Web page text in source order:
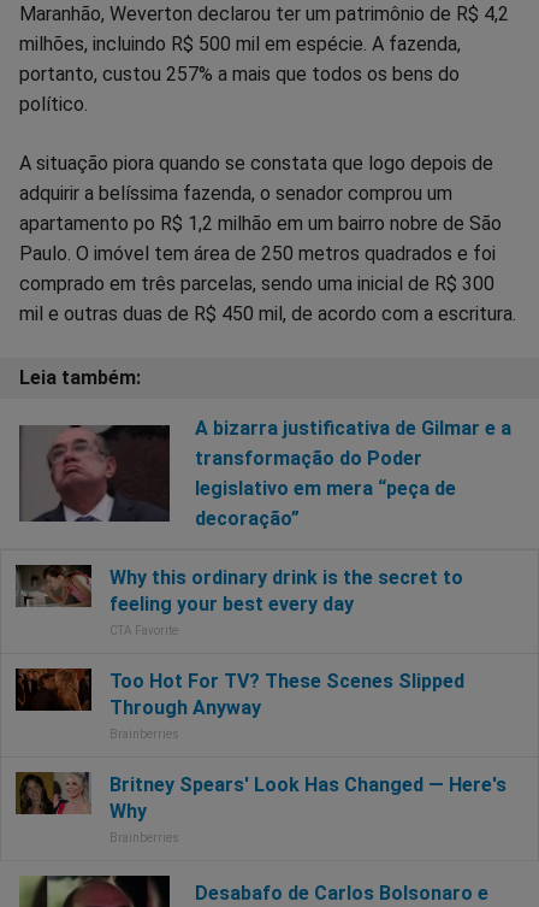
Maranhão, Weverton declarou ter um patrimônio de R$ 4,2
milhões, incluindo R$ 500 mil em espécie. A fazenda,
portanto, custou 257% a mais que todos os bens do
político.
A situação piora quando se constata que logo depois de
adquirir a belíssima fazenda, o senador comprou um
apartamento po R$ 1,2 milhão em um bairro nobre de São
Paulo. O imóvel tem área de 250 metros quadrados e foi
comprado em três parcelas, sendo uma inicial de R$ 300
mil e outras duas de R$ 450 mil, de acordo com a escritura.
A bizarra justificativa de Gilmar e a
transformação do Poder
legislativo em mera “peça de
decoração”
Desabafo de Carlos Bolsonaro e